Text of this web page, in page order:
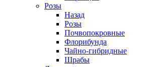
Розы
Назад
Розы
Почвопокровные
Флорибунда
Чайно-гибридные
Шрабы